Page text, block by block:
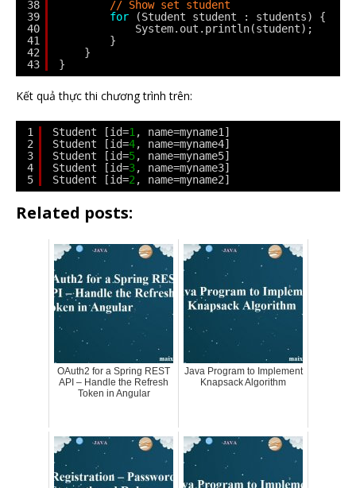
38
39
40
41
42
43
// Show set student
for
(Student student : students) {
System.out.println(student);
}
}
}
Kết quả thực thi chương trình trên:
1
2
3
4
5
Student [id=1 , name=myname1]
Student [id=4, name=myname4]
Student [id=5, name=myname5]
Student [id=3, name=myname3]
Student [id=2 , name=myname2]
Related posts:
OAuth2 for a Spring REST
API – Handle the Refresh
Token in Angular
Java Program to Implement
Knapsack Algorithm